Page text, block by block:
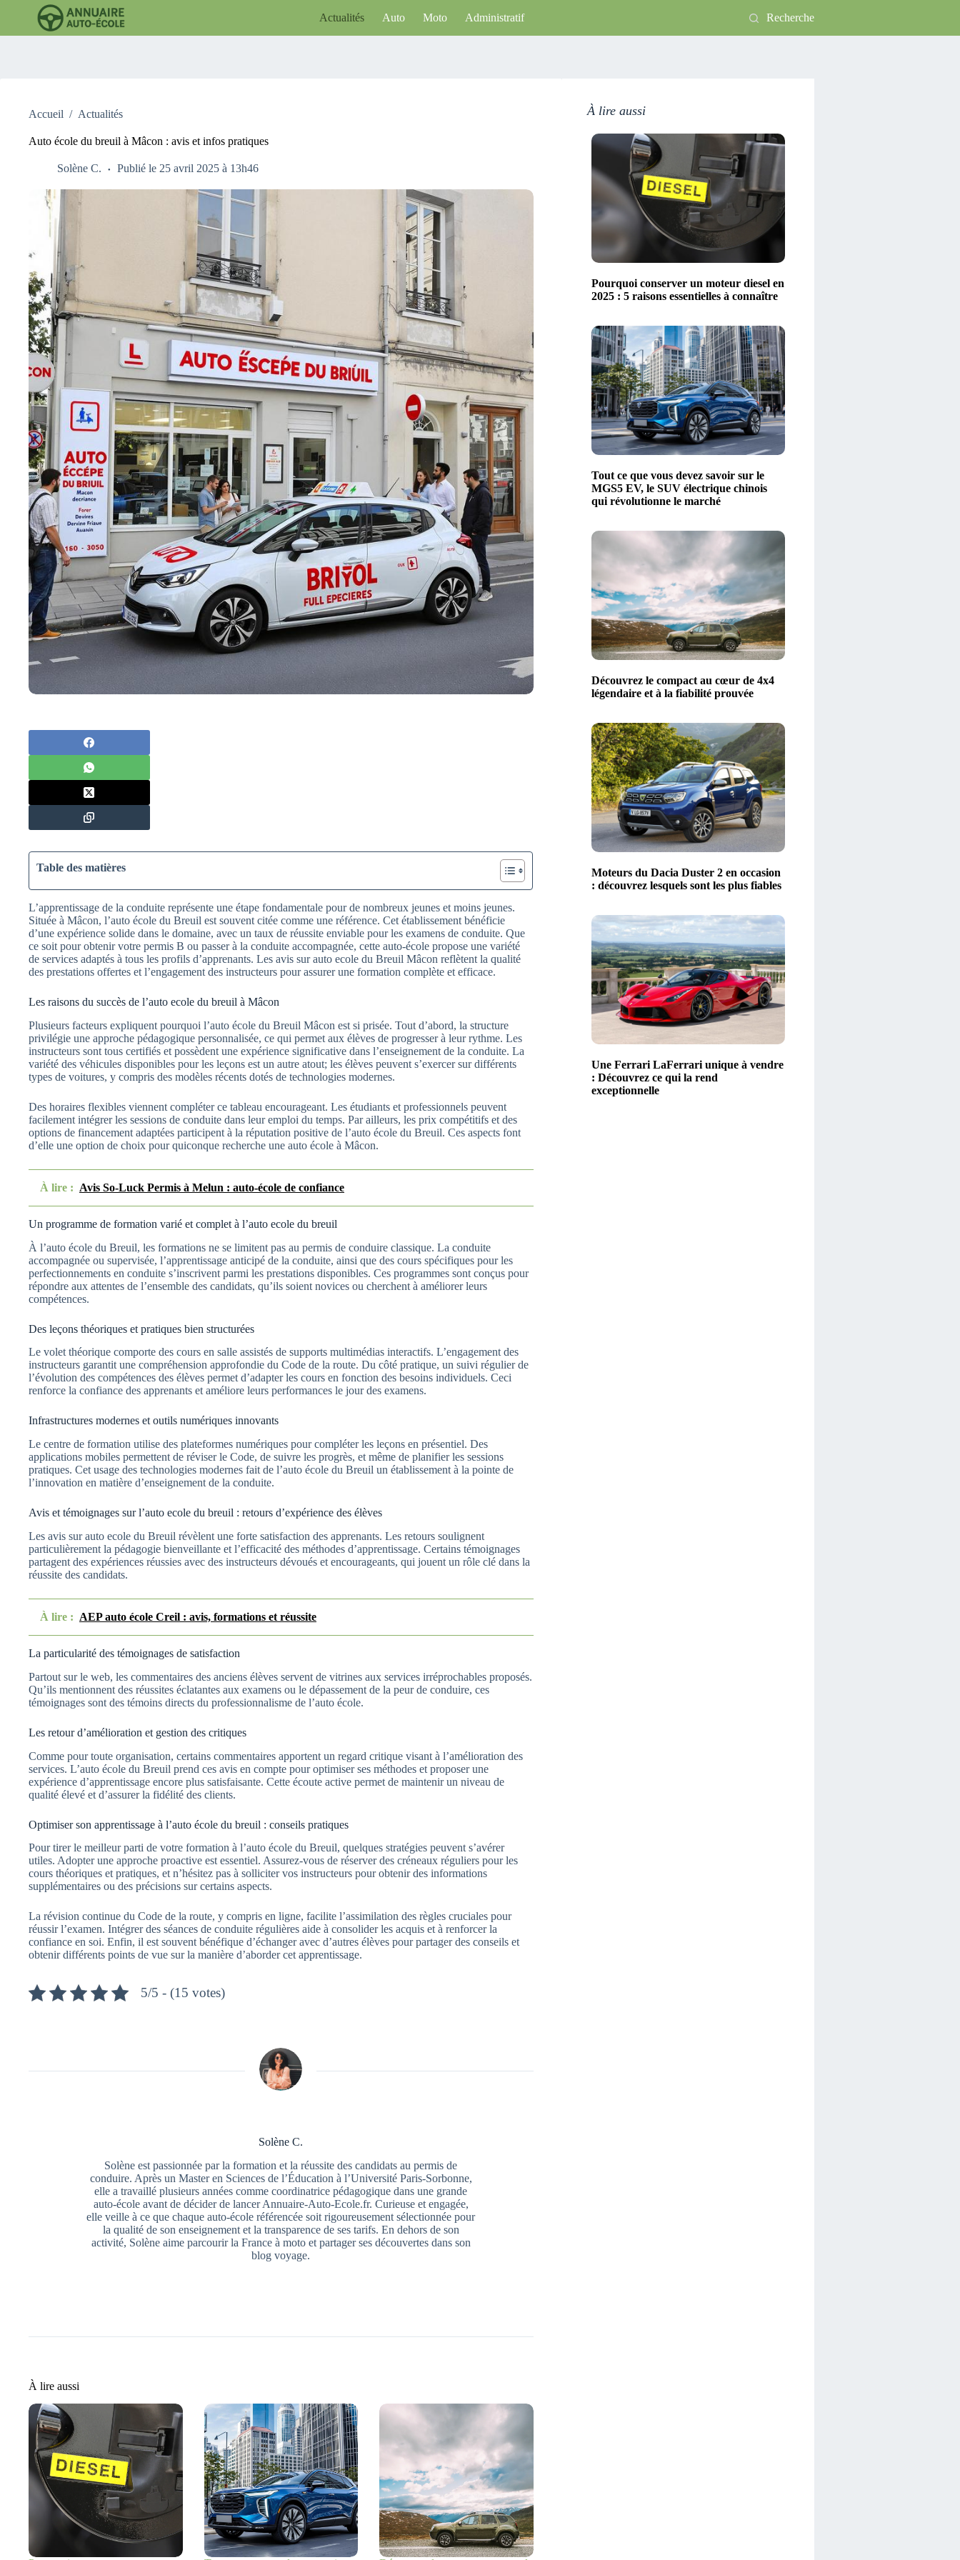
Actualités Auto Moto Administratif Recherche
Accueil / Actualités
Auto école du breuil à Mâcon : avis et infos pratiques
Solène C. Publié le 25 avril 2025 à 13h46
Table des matières
L’apprentissage de la conduite représente une étape fondamentale pour de nombreux jeunes et moins jeunes.
Située à Mâcon, l’auto école du Breuil est souvent citée comme une référence. Cet établissement bénéficie
d’une expérience solide dans le domaine, avec un taux de réussite enviable pour les examens de conduite. Que
ce soit pour obtenir votre permis B ou passer à la conduite accompagnée, cette auto-école propose une variété
de services adaptés à tous les profils d’apprenants. Les avis sur auto ecole du Breuil Mâcon reflètent la qualité
des prestations offertes et l’engagement des instructeurs pour assurer une formation complète et efficace.
Les raisons du succès de l’auto ecole du breuil à Mâcon
Plusieurs facteurs expliquent pourquoi l’auto école du Breuil Mâcon est si prisée. Tout d’abord, la structure
privilégie une approche pédagogique personnalisée, ce qui permet aux élèves de progresser à leur rythme. Les
instructeurs sont tous certifiés et possèdent une expérience significative dans l’enseignement de la conduite. La
variété des véhicules disponibles pour les leçons est un autre atout; les élèves peuvent s’exercer sur différents
types de voitures, y compris des modèles récents dotés de technologies modernes.
Des horaires flexibles viennent compléter ce tableau encourageant. Les étudiants et professionnels peuvent
facilement intégrer les sessions de conduite dans leur emploi du temps. Par ailleurs, les prix compétitifs et des
options de financement adaptées participent à la réputation positive de l’auto école du Breuil. Ces aspects font
d’elle une option de choix pour quiconque recherche une auto école à Mâcon.
À lire : Avis So-Luck Permis à Melun : auto-école de confiance
Un programme de formation varié et complet à l’auto ecole du breuil
À l’auto école du Breuil, les formations ne se limitent pas au permis de conduire classique. La conduite
accompagnée ou supervisée, l’apprentissage anticipé de la conduite, ainsi que des cours spécifiques pour les
perfectionnements en conduite s’inscrivent parmi les prestations disponibles. Ces programmes sont conçus pour
répondre aux attentes de l’ensemble des candidats, qu’ils soient novices ou cherchent à améliorer leurs
compétences.
Des leçons théoriques et pratiques bien structurées
Le volet théorique comporte des cours en salle assistés de supports multimédias interactifs. L’engagement des
instructeurs garantit une compréhension approfondie du Code de la route. Du côté pratique, un suivi régulier de
l’évolution des compétences des élèves permet d’adapter les cours en fonction des besoins individuels. Ceci
renforce la confiance des apprenants et améliore leurs performances le jour des examens.
Infrastructures modernes et outils numériques innovants
Le centre de formation utilise des plateformes numériques pour compléter les leçons en présentiel. Des
applications mobiles permettent de réviser le Code, de suivre les progrès, et même de planifier les sessions
pratiques. Cet usage des technologies modernes fait de l’auto école du Breuil un établissement à la pointe de
l’innovation en matière d’enseignement de la conduite.
Avis et témoignages sur l’auto ecole du breuil : retours d’expérience des élèves
Les avis sur auto ecole du Breuil révèlent une forte satisfaction des apprenants. Les retours soulignent
particulièrement la pédagogie bienveillante et l’efficacité des méthodes d’apprentissage. Certains témoignages
partagent des expériences réussies avec des instructeurs dévoués et encourageants, qui jouent un rôle clé dans la
réussite des candidats.
À lire : AEP auto école Creil : avis, formations et réussite
La particularité des témoignages de satisfaction
Partout sur le web, les commentaires des anciens élèves servent de vitrines aux services irréprochables proposés.
Qu’ils mentionnent des réussites éclatantes aux examens ou le dépassement de la peur de conduire, ces
témoignages sont des témoins directs du professionnalisme de l’auto école.
Les retour d’amélioration et gestion des critiques
Comme pour toute organisation, certains commentaires apportent un regard critique visant à l’amélioration des
services. L’auto école du Breuil prend ces avis en compte pour optimiser ses méthodes et proposer une
expérience d’apprentissage encore plus satisfaisante. Cette écoute active permet de maintenir un niveau de
qualité élevé et d’assurer la fidélité des clients.
Optimiser son apprentissage à l’auto école du breuil : conseils pratiques
Pour tirer le meilleur parti de votre formation à l’auto école du Breuil, quelques stratégies peuvent s’avérer
utiles. Adopter une approche proactive est essentiel. Assurez-vous de réserver des créneaux réguliers pour les
cours théoriques et pratiques, et n’hésitez pas à solliciter vos instructeurs pour obtenir des informations
supplémentaires ou des précisions sur certains aspects.
La révision continue du Code de la route, y compris en ligne, facilite l’assimilation des règles cruciales pour
réussir l’examen. Intégrer des séances de conduite régulières aide à consolider les acquis et à renforcer la
confiance en soi. Enfin, il est souvent bénéfique d’échanger avec d’autres élèves pour partager des conseils et
obtenir différents points de vue sur la manière d’aborder cet apprentissage.
5/5 - (15 votes)
Solène C.
Solène est passionnée par la formation et la réussite des candidats au permis de
conduire. Après un Master en Sciences de l’Éducation à l’Université Paris-Sorbonne,
elle a travaillé plusieurs années comme coordinatrice pédagogique dans une grande
auto-école avant de décider de lancer Annuaire-Auto-Ecole.fr. Curieuse et engagée,
elle veille à ce que chaque auto-école référencée soit rigoureusement sélectionnée pour
la qualité de son enseignement et la transparence de ses tarifs. En dehors de son
activité, Solène aime parcourir la France à moto et partager ses découvertes dans son
blog voyage.
À lire aussi
À lire aussi
Pourquoi conserver un moteur diesel en
2025 : 5 raisons essentielles à connaître
Tout ce que vous devez savoir sur le
MGS5 EV, le SUV électrique chinois
qui révolutionne le marché
Découvrez le compact au cœur de 4x4
légendaire et à la fiabilité prouvée
Moteurs du Dacia Duster 2 en occasion
: découvrez lesquels sont les plus fiables
Une Ferrari LaFerrari unique à vendre
: Découvrez ce qui la rend
exceptionnelle